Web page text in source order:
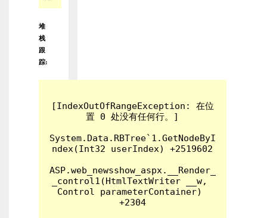
堆
栈
跟
踪:
[IndexOutOfRangeException: 在位
置 0 处没有任何行。]
System.Data.RBTree`1.GetNodeByI
ndex(Int32 userIndex) +2519602
ASP.web_newsshow_aspx.__Render_
_control1(HtmlTextWriter __w,
Control parameterContainer)
+2304